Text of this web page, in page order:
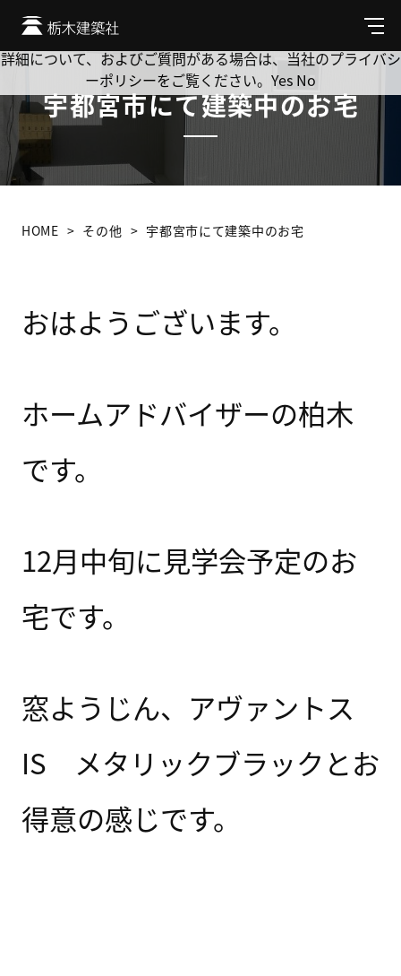
メ
ニ
ュ
宇都宮市にて建築中のお宅
HOME その他 宇都宮市にて建築中のお宅
おはようございます。
ホームアドバイザーの柏木
です。
12月中旬に見学会予定のお
宅です。
窓ようじん、アヴァントス
IS メタリックブラックとお
得意の感じです。
Cookie を使用して、お客様の活動を追跡してもよろしいです
か? 当社ではお客様のプライバシーを極めて重視しています。
詳細について、およびご質問がある場合は、当社のプライバシ
ーポリシーをご覧ください。 Yes No